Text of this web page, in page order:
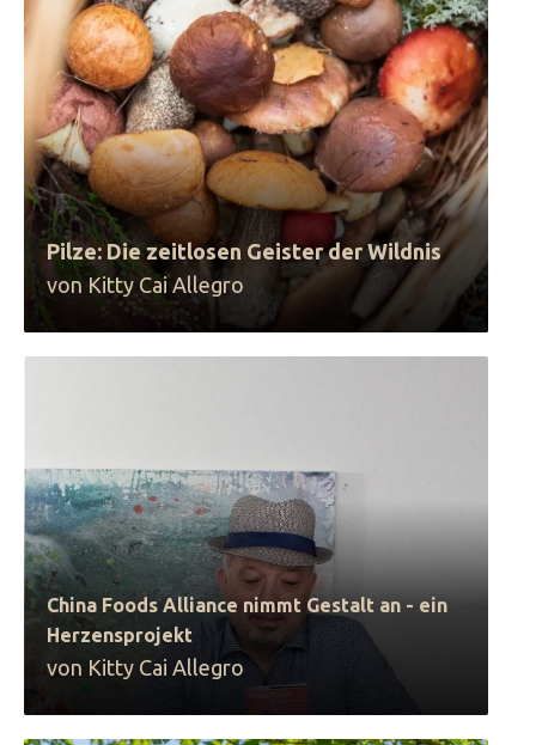
Pilze: Die zeitlosen Geister der Wildnis
von Kitty Cai Allegro
China Foods Alliance nimmt Gestalt an - ein
Herzensprojekt
von Kitty Cai Allegro